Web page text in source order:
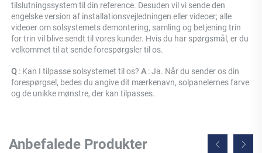
tilslutningssystem til din reference. Desuden vil vi sende den
engelske version af installationsvejledningen eller videoer; alle
videoer om solsystemets demontering, samling og betjening trin
for trin vil blive sendt til vores kunder. Hvis du har spørgsmål, er du
velkommet til at sende forespørgsler til os.
Q : Kan I tilpasse solsystemet til os? A : Ja. Når du sender os din
forespørgsel, bedes du angive dit mærkenavn, solpanelernes farve
og de unikke mønstre, der kan tilpasses.
Anbefalede Produkter